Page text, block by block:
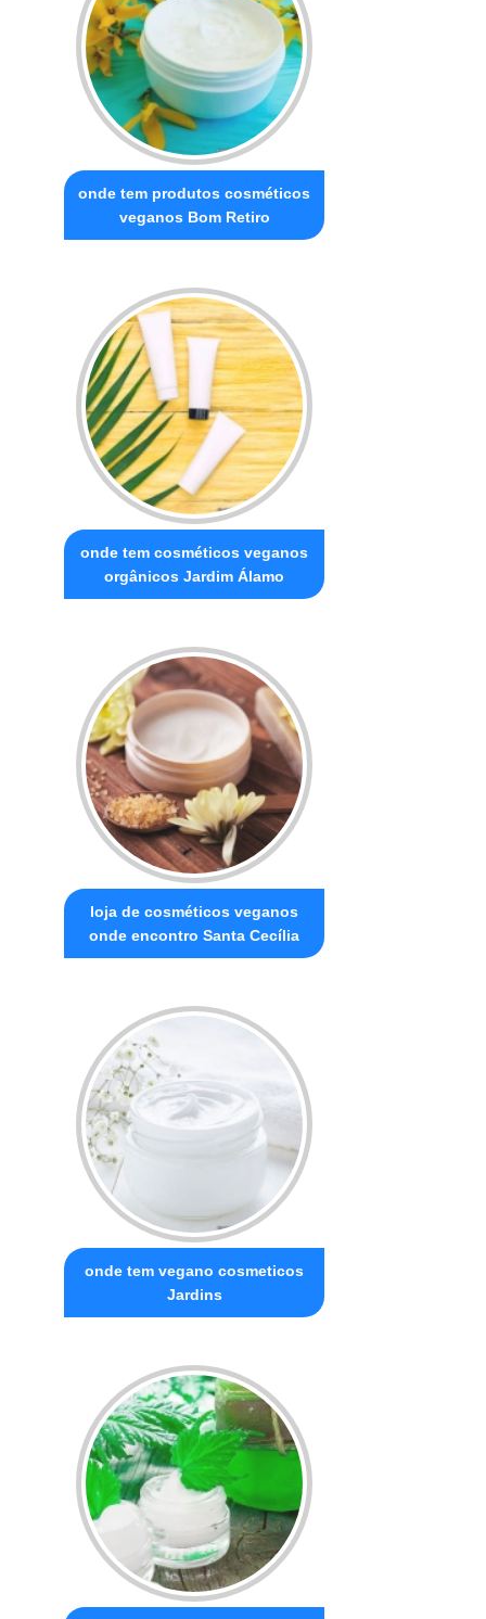
onde tem produtos cosméticos
veganos Bom Retiro
onde tem cosméticos veganos
orgânicos Jardim Álamo
loja de cosméticos veganos
onde encontro Santa Cecília
onde tem vegano cosmeticos
Jardins